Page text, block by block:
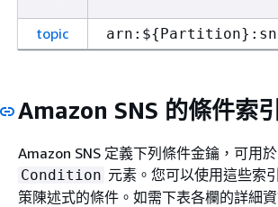
topic arn:${
Amazon SNS 的條件索
Amazon SNS 定義下列條件金鑰，可用
Condition 元素。您可以使用這些索
策陳述式的條件。如需下表各欄的詳細